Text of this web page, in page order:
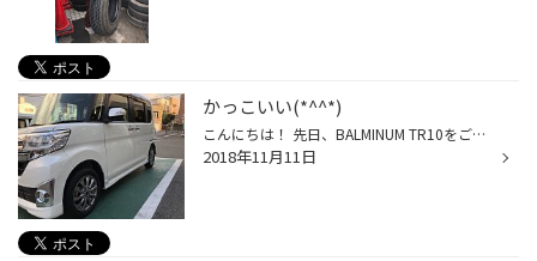
かっこいい(*^^*)
こんにちは！ 先日、BALMINUM TR10をご購入してくださったお客様のお車が さらにかっこよくなったので記念に写真を撮らせていただきました。 じゃーーーーーん★ ホイールを変えるだけでガラリと雰囲気が変わります♪ お客様にもきっとご満足頂けているのではないでしょうか…！？（≧∇≦）
2018年11月11日